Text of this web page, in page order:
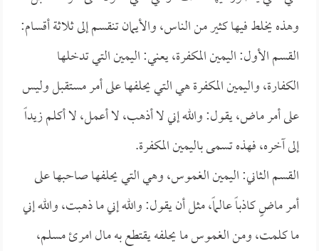
وهذه يخلط فيها كثير من الناس، والأيمان تنقسم إلى ثلاثة أقسام:
القسم الأول: اليمين المكفرة، يعني: اليمين التي تدخلها
الكفارة، واليمين المكفرة هي التي يحلفها على أمر مستقبل وليس
على أمر ماض، يقول: والله إني لا أذهب، لا أعمل، لا أكلم زيداً
إلى آخره، فهذه تسمى باليمين المكفرة.
القسم الثاني: اليمين الغموس، وهي التي يحلفها صاحبها على
أمر ماضٍ كاذباً عالماً، مثل أن يقول: والله إني ما ذهبت، والله إني
ما كلمت، ومن الغموس ما يحلفه يقتطع به مال امرئ مسلم،